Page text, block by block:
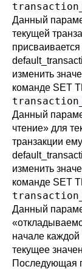
Данный
текущей
изменить
команде SET
Данный
чтение» для
транзакции
изменить
команде SET
Данный
«
начале каждой
текущее
Последующая